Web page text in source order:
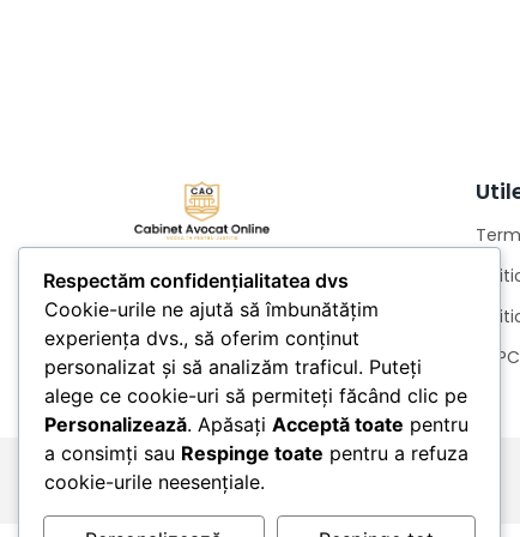
ANPC
Respectăm confidențialitatea dvs
Cookie-urile ne ajută să îmbunătățim
experiența dvs., să oferim conținut
personalizat și să analizăm traficul. Puteți
alege ce cookie-uri să permiteți făcând clic pe
Personalizează. Apăsați Acceptă toate pentru
a consimți sau Respinge toate pentru a refuza
cookie-urile neesențiale.